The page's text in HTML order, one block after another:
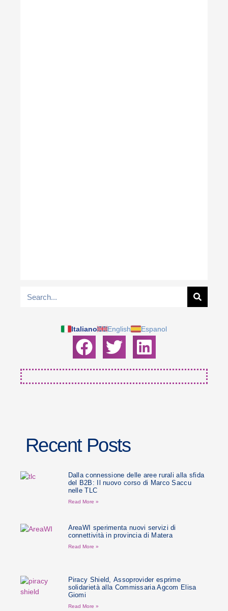
Italiano English Espanol
Recent Posts
Dalla connessione delle aree rurali alla sfida
del B2B: Il nuovo corso di Marco Saccu
nelle TLC
Read More »
AreaWI sperimenta nuovi servizi di
connettività in provincia di Matera
Read More »
Piracy Shield, Assoprovider esprime
solidarietà alla Commissaria Agcom Elisa
Giomi
Read More »